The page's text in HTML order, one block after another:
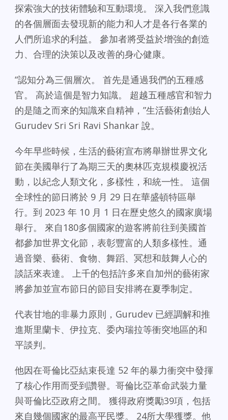
探索強大的技術體驗和互動環境。 深入我們意識
的各個層面去發現新的能力和人才是各行各業的
人們所追求的利益。 參加者將受益於增強的創造
力、合理的決策以及改善的身心健康。
“認知分為三個層次。 首先是通過我們的五種感
官。 高於這個是智力知識。 超越五種感官和智力
的是隨之而來的知識來自精神，”生活藝術創始人
Gurudev Sri Sri Ravi Shankar 說。
今年早些時候，生活的藝術宣布將舉辦世界文化
節在美國舉行了為期三天的奧林匹克規模慶祝活
動，以紀念人類文化，多樣性，和統一性。 這個
全球性的節日將於 9 月 29 日在華盛頓特區舉
行。到 2023 年 10 月 1 日在歷史悠久的國家廣場
舉行。 來自180多個國家的遊客將前往到美國首
都參加世界文化節，表彰豐富的人類多樣性。通
過音樂、藝術、食物、舞蹈、冥想和鼓舞人心的
談話來表達。 上千的包括許多來自加州的藝術家
將參加並宣布節日的節目安排將在夏季制定。
代表甘地的非暴力原則，Gurudev 已經調解和推
進斯里蘭卡、伊拉克、委內瑞拉等衝突地區的和
平談判。
他因在哥倫比亞結束長達 52 年的暴力衝突中發揮
了核心作用而受到讚譽。哥倫比亞革命武裝力量
與哥倫比亞政府之間。 獲得政府獎勵39項，包括
來自幾個國家的最高平民獎。 24所大學獲獎。他